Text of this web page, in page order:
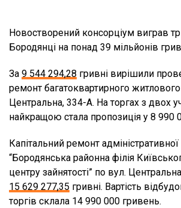
Новостворений консорціум виграв
Бородянці на понад 39 мільйонів
За 9 544 294,28 гривні вирішили
ремонт багатоквартирного
Центральна, 334-А. На торгах з двох
найкращою стала пропозиція у 8 990
Капітальний ремонт адміністративної
“Бородянська районна філія
центру зайнятості” по вул.
15 629 277,35 гривні. Вартість
торгів склала 14 990 000 гривень.